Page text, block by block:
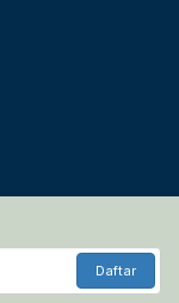
Daftar